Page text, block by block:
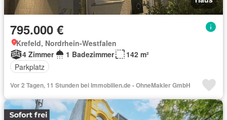
795.000 €
Krefeld, Nordrhein-Westfalen
4 Zimmer
1 Badezimmer
142 m²
Parkplatz
Vor 2 Tagen, 11 Stunden bei Immobilien.de - OhneMakler GmbH